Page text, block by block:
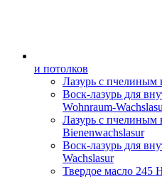
Свердловская область
Смоленская область
Ставропольский край
Тамбовская область
Тверская область
Тульская область
Тюменская область
Удмуртская Республика
Хабаровский край
и потолков
Лазурь с пчелиным
Воск-лазурь для
Wohnraum-
Лазурь с пчелиным
Bienenwachslasur
Воск-лазурь для
Wachslasur
Твердое масло 245